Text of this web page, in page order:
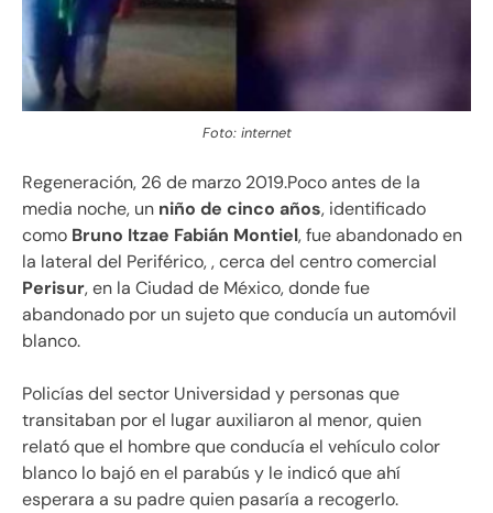
Foto: internet
Regeneración, 26 de marzo 2019.Poco antes de la
media noche, un niño de cinco años, identificado
como Bruno Itzae Fabián Montiel, fue abandonado en
la lateral del Periférico, , cerca del centro comercial
Perisur, en la Ciudad de México, donde fue
abandonado por un sujeto que conducía un automóvil
blanco.
Policías del sector Universidad y personas que
transitaban por el lugar auxiliaron al menor, quien
relató que el hombre que conducía el vehículo color
blanco lo bajó en el parabús y le indicó que ahí
esperara a su padre quien pasaría a recogerlo.